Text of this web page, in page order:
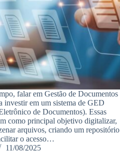
falar em Gestão de Documentos
investir em um sistema de GED
de Documentos). Essas
como principal objetivo digitalizar,
arquivos, criando um repositório
o acesso…
11/08/2025